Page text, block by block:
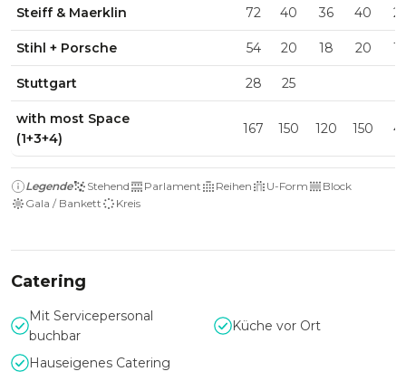
Steiff & Maerklin 72 40 36 40
Stihl + Porsche 54 20 18 20
Stuttgart 28 25
with most Space
(1+3+4)
167 150 120 150
Legende Stehend Parlament Reihen U-Form
Block
Gala / Bankett
Kreis
Catering
Mit Servicepersonal
buchbar
Küche vor Ort
Hauseigenes Catering